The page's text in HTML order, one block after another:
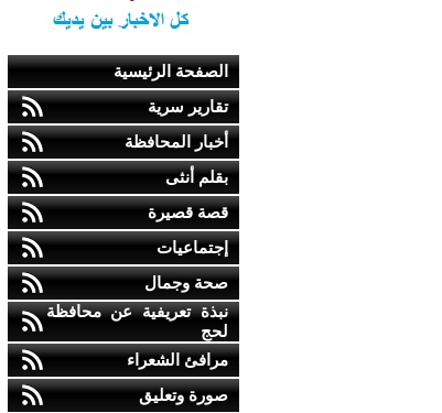
الصفحة الرئيسية
تقارير سرية
أخبار المحافظة
بقلم أنثى
قصة قصيرة
إجتماعيات
صحة وجمال
نبذة تعريفية عن محافظة
لحج
مرافئ الشعراء
صورة وتعليق